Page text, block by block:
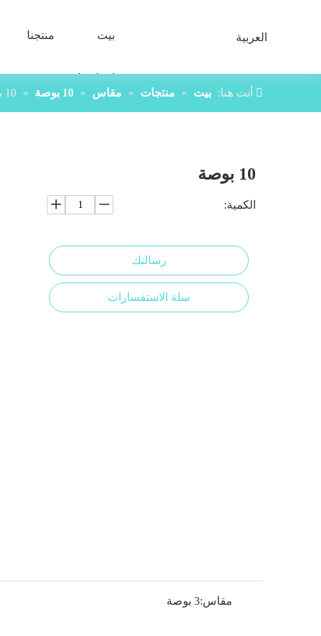
بيت منتجنا
اتصل بنا
العربية
أنت هنا: بيت » منتجات » مقاس » 10 بوصة » 10 بوصة
10 بوصة
الكمية:
رسالتك
سلة الاستفسارات
مقاس:3 بوصة